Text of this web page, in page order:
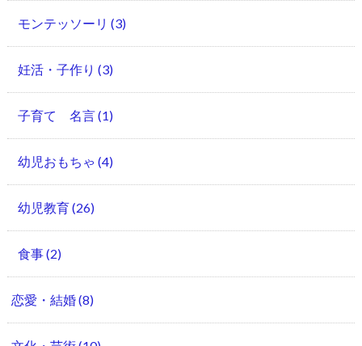
モンテッソーリ (3)
妊活・子作り (3)
子育て 名言(1)
幼児おもちゃ (4)
幼児教育(26)
食事(2)
恋愛・結婚(8)